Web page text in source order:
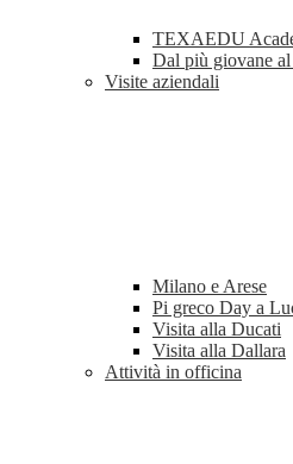
TEXAEDU
Dal più giovane
Visite aziendali
Milano e Arese
Pi greco Day a
Visita alla Ducati
Visita alla Dallara
Attività in officina